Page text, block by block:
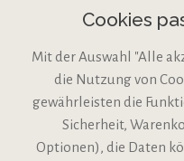
VIPINO Service
Cookies
Mit der Auswahl "Alle
die Nutzung von
gewährleisten die
Sicherheit,
Optionen), die Daten